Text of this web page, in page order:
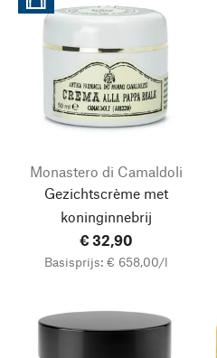
Monastero di Camaldoli
Gezichtscrème met
koninginnebrij
€ 32,90
Basisprijs: € 658,00/l